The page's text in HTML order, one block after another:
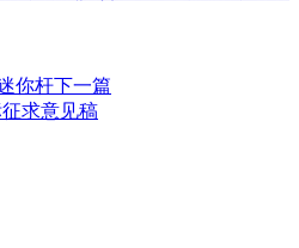
你杆下一篇
求意见稿